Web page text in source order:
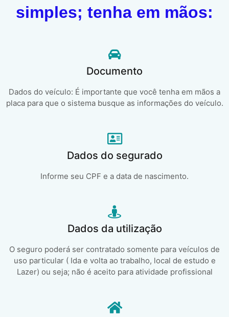
simples; tenha em mãos:
Documento
Dados do veículo: É importante que você tenha em mãos a
placa para que o sistema busque as informações do veículo.
Dados do segurado
Informe seu CPF e a data de nascimento.
Dados da utilização
O seguro poderá ser contratado somente para veículos de
uso particular ( Ida e volta ao trabalho, local de estudo e
Lazer) ou seja; não é aceito para atividade profissional